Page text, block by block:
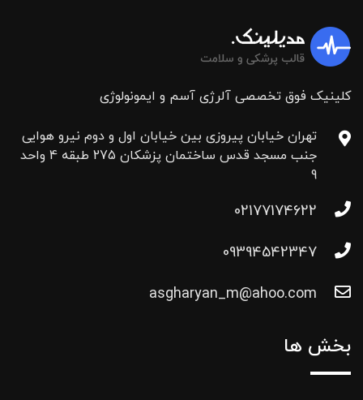
کلینیک فوق تخصصی آلرژی آسم و ایمونولوژی
تهران خیابان پیروزی بین خیابان اول و دوم نیرو هوایی
جنب مسجد قدس ساختمان پزشکان 275 طبقه 4 واحد
9
02177174622
09394542347
asgharyan_m@ahoo.com
بخش ها